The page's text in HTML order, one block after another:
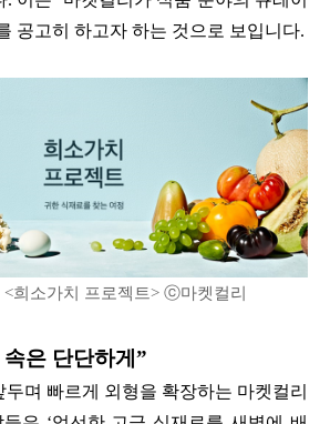
공고히 하고자 하는 것으로 보입니다.
<희소가치 프로젝트> ⓒ마켓컬리
은 단단하게”
두며 빠르게 외형을 확장하는 마켓컬리